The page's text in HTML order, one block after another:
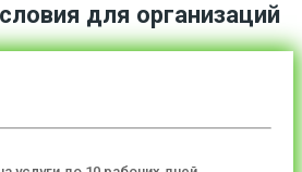
для организаций